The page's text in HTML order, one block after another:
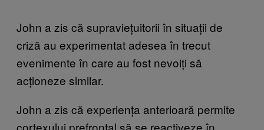
John a zis că supraviețuitorii în situații de
criză au experimentat adesea în trecut
evenimente în care au fost nevoiți să
acționeze similar.
John a zis că experiența anterioară permite
cortexului prefrontal să se reactiveze în